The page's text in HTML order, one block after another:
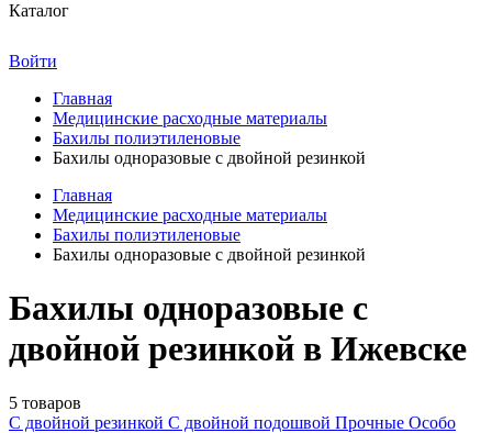
Каталог
Войти
Главная
Медицинские расходные материалы
Бахилы полиэтиленовые
Бахилы одноразовые с двойной резинкой
Главная
Медицинские расходные материалы
Бахилы полиэтиленовые
Бахилы одноразовые с двойной резинкой
Бахилы одноразовые с
двойной резинкой в Ижевске
5 товаров
С двойной резинкой С двойной подошвой Прочные Особо